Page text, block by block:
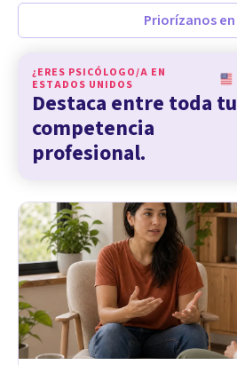
Priorízanos en
¿ERES PSICÓLOGO/A EN
ESTADOS UNIDOS
Destaca entre toda tu
competencia
profesional.